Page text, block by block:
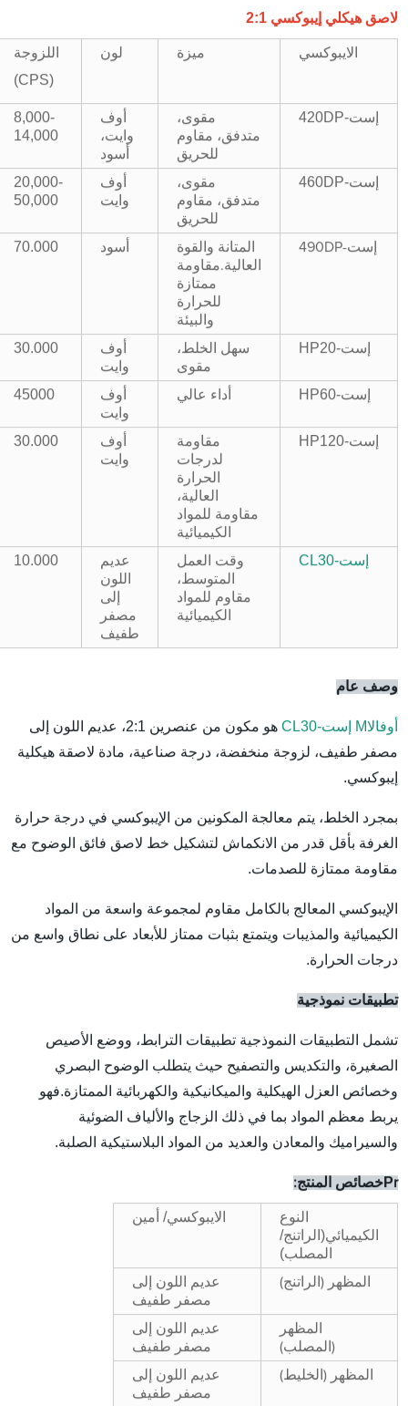
لاصق هيكلي إيبوكسي 2:1
الايبوكسي ميزة لون
اللزوجة
(CPS)
إست-420DP
مقوى،
متدفق، مقاوم
للحريق
أوف
وايت،
أسود
8,000-
14,000
إست-460DP
مقوى،
متدفق، مقاوم
للحريق
أوف
وايت
20,000-
50,000
إست-490DP
المتانة والقوة
العالية.مقاومة
ممتازة
للحرارة
والبيئة
أسود 70.000
إست-HP20
سهل الخلط،
مقوى
أوف
وايت
30.000
إست-HP60 أداء عالي
أوف
وايت
45000
إست-HP120
مقاومة
لدرجات
الحرارة
العالية،
مقاومة للمواد
الكيميائية
أوف
وايت
30.000
إست-CL30
وقت العمل
المتوسط،
مقاوم للمواد
الكيميائية
عديم
اللون
إلى
مصفر
طفيف
10.000
وصف عام
أوفالاM إست-CL30
هو مكون من عنصرين 2:1، عديم اللون إلى
مصفر طفيف، لزوجة منخفضة، درجة صناعية، مادة لاصقة هيكلية
إيبوكسي.
بمجرد الخلط، يتم معالجة المكونين من الإيبوكسي في درجة حرارة
الغرفة بأقل قدر من الانكماش لتشكيل خط لاصق فائق الوضوح مع
مقاومة ممتازة للصدمات.
الإيبوكسي المعالج بالكامل مقاوم لمجموعة واسعة من المواد
الكيميائية والمذيبات ويتمتع بثبات ممتاز للأبعاد على نطاق واسع من
درجات الحرارة.
تطبيقات نموذجية
تشمل التطبيقات النموذجية تطبيقات الترابط، ووضع الأصيص
الصغيرة، والتكديس والتصفيح حيث يتطلب الوضوح البصري
وخصائص العزل الهيكلية والميكانيكية والكهربائية الممتازة.فهو
يربط معظم المواد بما في ذلك الزجاج والألياف الضوئية
والسيراميك والمعادن والعديد من المواد البلاستيكية الصلبة.
Pr خصائص المنتج:
النوع
الكيميائي(الراتنج/
المصلب)
الايبوكسي/ أمين
المظهر (الراتنج)
عديم اللون إلى
مصفر طفيف
المظهر
(المصلب)
عديم اللون إلى
مصفر طفيف
المظهر (الخليط)
عديم اللون إلى
مصفر طفيف